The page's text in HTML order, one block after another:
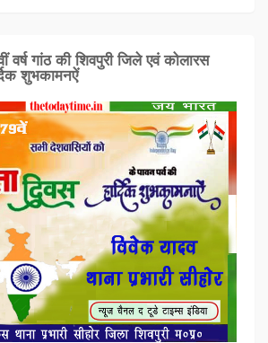
वर्ष गांठ की शिवपुरी जिले एवं कोलारस
शुभकामनऐं